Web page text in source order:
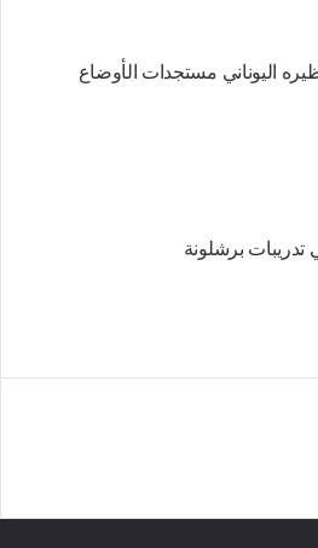
اليوناني مستجدات الأوضاع
تدريبات برشلونة